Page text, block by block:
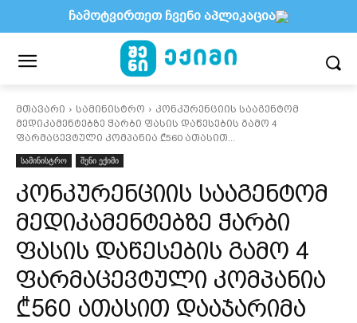
მთავარი სამინისტრო
კონკურენციის სააგენტომ
მედიკამენტებზე ჭარბი ფასის დაწესების გამო 4
ფარმაცევტული კომპანია ₾560 ათასით...
სამინისტრო
შენი ექიმი
კონკურენციის სააგენტომ
მედიკამენტებზე ჭარბი
ფასის დაწესების გამო 4
ფარმაცევტული კომპანია
₾560 ათასით დააჯარიმა
ჩამოტვირთეთ ჩვენი აპლიკაცია